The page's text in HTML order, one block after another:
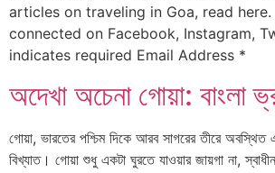
articles on traveling in Goa, read here.
connected on Facebook, Instagram,
indicates required Email Address *
অদেখা অচেনা গোয়া: বাংলা
গোয়া, ভারতের পশ্চিম দিকে আরব সাগরের তীরে অবস্থিত
বিখ্যাত। গোয়া শুধু একটা ঘুরতে যাওয়ার জায়গা না,